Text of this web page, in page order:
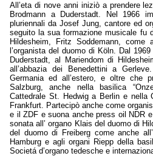
All’eta di nove anni iniziò a prendere
Brodmann a Duderstadt. Nel 1966
pluriennali da Josef Jung, cantore ed
seguito la sua formazione musicale fu
Hildesheim, Fritz Soddemann, come
l’organista del duomo di Köln. Dal
Duderstadt, al Mariendom di
all’abbazia dei Benedettini a
Germania ed all’estero, e oltre che
Salzburg, anche nella basilica
Cattedrale St. Hedwig a Berlin e nella
Frankfurt. Partecipò anche come
e il ZDF e suona anche press oil NDR
sonata all’ organo Klais del duomo di
del duomo di Freiberg come anche
Hamburg e agli organi Riepp della
Societá d’organo tedesche e